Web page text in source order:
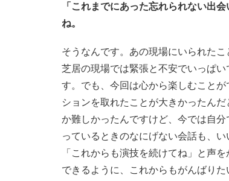
「これまでにあった忘れられない出
ね。
そうなんです。あの現場にいられた
芝居の現場では緊張と不安でいっぱ
す。でも、今回は心から楽しむこと
ションを取れたことが大きかったん
か難しかったんですけど、今では自
っているときのなにげない会話も、
「これからも演技を続けてね」と声
できるように、これからもがんばりた